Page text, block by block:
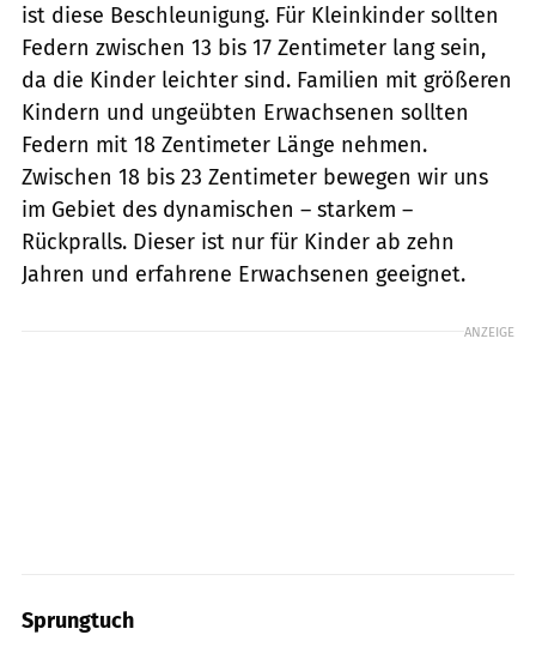
ist diese Beschleunigung. Für Kleinkinder sollten
Federn zwischen 13 bis 17 Zentimeter lang sein,
da die Kinder leichter sind. Familien mit größeren
Kindern und ungeübten Erwachsenen sollten
Federn mit 18 Zentimeter Länge nehmen.
Zwischen 18 bis 23 Zentimeter bewegen wir uns
im Gebiet des dynamischen – starkem –
Rückpralls. Dieser ist nur für Kinder ab zehn
Jahren und erfahrene Erwachsenen geeignet.
ANZEIGE
Sprungtuch